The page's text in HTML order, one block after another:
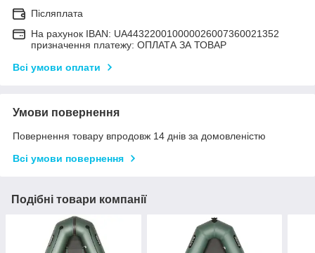
Післяплата
На рахунок IBAN: UA443220010000026007360021352
призначення платежу: ОПЛАТА ЗА ТОВАР
Всі умови оплати
Умови повернення
Повернення товару впродовж 14 днів за домовленістю
Всі умови повернення
Подібні товари компанії